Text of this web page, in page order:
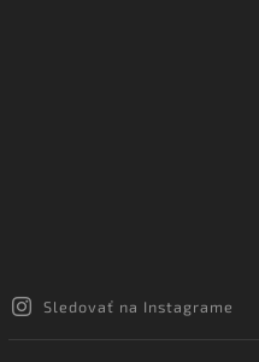
Sledovať na Instagrame